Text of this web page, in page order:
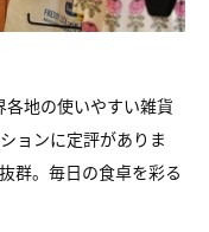
地の使いやすい雑貨
ョンに定評がありま
群。毎日の食卓を彩る